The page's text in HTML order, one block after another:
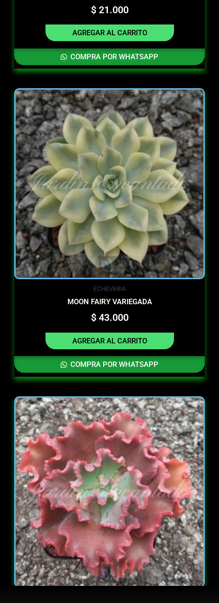
$21.000
AGREGAR AL CARRITO
COMPRA POR WHATSAPP
ECHEVERIA
MOON FAIRY VARIEGADA
$43.000
AGREGAR AL CARRITO
COMPRA POR WHATSAPP